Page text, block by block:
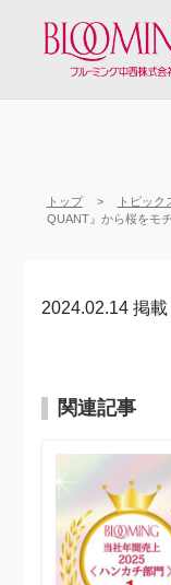
トップ トピック
QUANT』から桜をモ
2024.02.14 掲載
関連記事